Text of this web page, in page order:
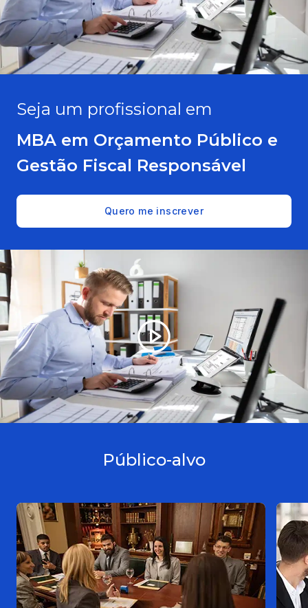
Seja um profissional em
MBA em Orçamento Público e
Gestão Fiscal Responsável
Quero me inscrever
Público-alvo